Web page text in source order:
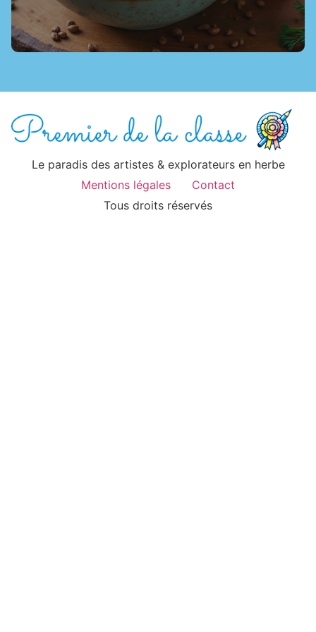
Le paradis des artistes & explorateurs en herbe
Mentions légales
Contact
Tous droits réservés